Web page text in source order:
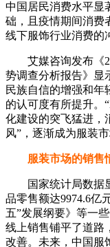
中国居民消费水平显
础，且疫情期间消费
线下服饰行业消费的
艾媒咨询发布《
势调查分析报告》显
民族自信的增强和年
的认可度有所提升。
化建设的突飞猛进，
风”，逐渐成为服装
服装市场的销售
国家统计局数据显
品零售额达9974.6亿
五”发展纲要》等一
线上销售铺平了道路
改善。未来，中国服